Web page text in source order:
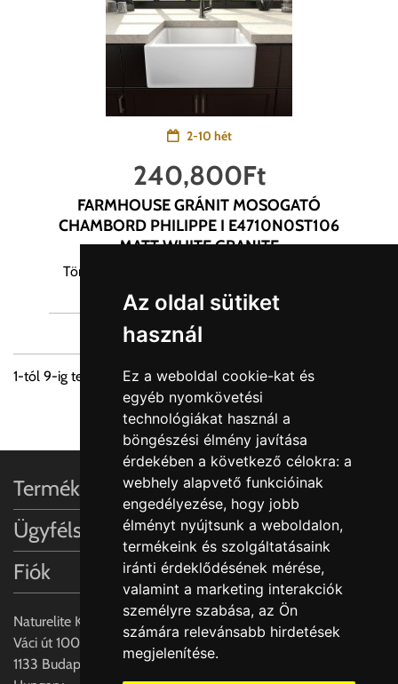
Az oldal sütiket
használ
Ez a weboldal cookie-kat és
egyéb nyomkövetési
technológiákat használ a
böngészési élmény javítása
érdekében a következő célokra: a
webhely alapvető funkcióinak
engedélyezése, hogy jobb
élményt nyújtsunk a weboldalon,
termékeink és szolgáltatásaink
iránti érdeklődésének mérése,
valamint a marketing interakciók
személyre szabása, az Ön
számára relevánsabb hirdetések
megjelenítése.
2-10 hét
240,800Ft
FARMHOUSE GRÁNIT MOSOGATÓ
CHAMBORD PHILIPPE I E4710N0ST106
MATT WHITE GRANITE
Törekszünk a termékek képanyagainak és az...
1-tól 9-ig terjedő tételek összesen 36-ból
1
2
Naturelite Kft,
Váci út 100.,
1133 Budapest,
Termékinformációk
Ügyfélszolgálat
Fiók